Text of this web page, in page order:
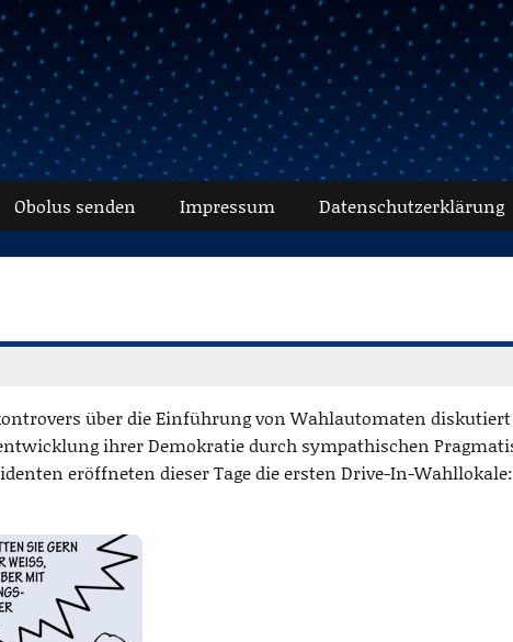
Obolus senden Impressum Datenschutz­erklärung
über die Einführung von Wahlautomaten
ihrer Demokratie durch sympathischen
eröffneten dieser Tage die ersten Drive-In-Wahllokale: